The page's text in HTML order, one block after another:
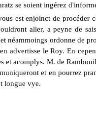
se soient ingérez
est enjoinct de procéder
aller, a peyne de
néammoings ordonne de
advertisse le Roy. En
et acomplys. M. de
et en pourrez
longue vye.